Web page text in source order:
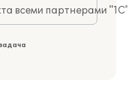
всеми партнерами